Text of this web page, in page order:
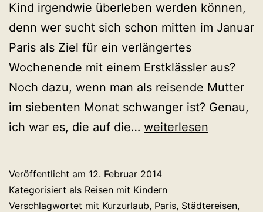
Kind irgendwie überleben werden können,
denn wer sucht sich schon mitten im Januar
Paris als Ziel für ein verlängertes
Wochenende mit einem Erstklässler aus?
Noch dazu, wenn man als reisende Mutter
im siebenten Monat schwanger ist? Genau,
ich war es, die auf die… Paris
entdecken:
5
weiterlesen
Veröffentlicht am 12. Februar 2014
Kategorisiert als Reisen mit Kindern
Verschlagwortet mit Kurzurlaub, Paris, Städtereisen,